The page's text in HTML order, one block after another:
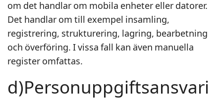
om det handlar om mobila enheter eller datorer.
Det handlar om till exempel insamling,
registrering, strukturering, lagring, bearbetning
och överföring. I vissa fall kan även manuella
register omfattas.
d)Personuppgiftsansvari